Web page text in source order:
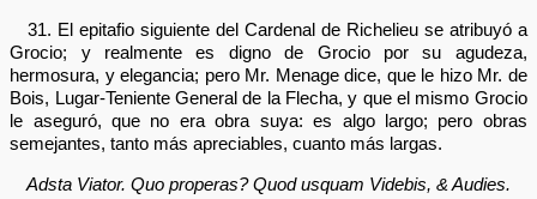
31. El epitafio siguiente del Cardenal de Richelieu se atribuyó a
Grocio; y realmente es digno de Grocio por su agudeza,
hermosura, y elegancia; pero Mr. Menage dice, que le hizo Mr. de
Bois, Lugar-Teniente General de la Flecha, y que el mismo Grocio
le aseguró, que no era obra suya: es algo largo; pero obras
semejantes, tanto más apreciables, cuanto más largas.
Adsta Viator. Quo properas? Quod usquam Videbis, & Audies.